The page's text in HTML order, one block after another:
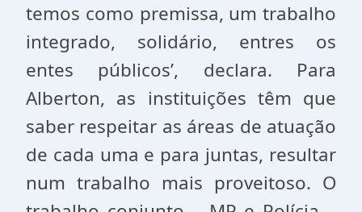
temos como premissa, um trabalho
integrado, solidário, entres os
entes públicos’, declara. Para
Alberton, as instituições têm que
saber respeitar as áreas de atuação
de cada uma e para juntas, resultar
num trabalho mais proveitoso. O